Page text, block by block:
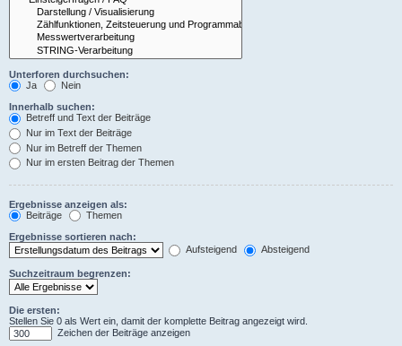
Unterforen durchsuchen:
Ja
Nein
Innerhalb suchen:
Betreff und Text der Beiträge
Nur im Text der Beiträge
Nur im Betreff der Themen
Nur im ersten Beitrag der Themen
Ergebnisse anzeigen als:
Beiträge
Themen
Ergebnisse sortieren nach:
Aufsteigend
Absteigend
Suchzeitraum begrenzen:
Die ersten:
Stellen Sie 0 als Wert ein, damit der komplette Beitrag angezeigt wird.
Zeichen der Beiträge anzeigen